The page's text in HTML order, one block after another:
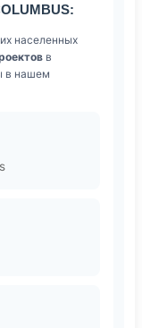
населенных
в
в нашем